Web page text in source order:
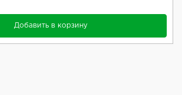
Добавить в корзину